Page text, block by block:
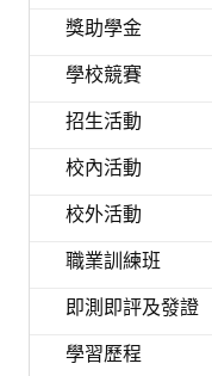
獎助學金
學校競賽
招生活動
校內活動
校外活動
職業訓練班
即測即評及發證
學習歷程